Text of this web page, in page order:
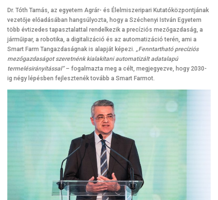
Dr. Tóth Tamás, az egyetem Agrár- és Élelmiszeripari Kutatóközpontjának
vezetője előadásában hangsúlyozta, hogy a Széchenyi István Egyetem
több évtizedes tapasztalattal rendelkezik a precíziós mezőgazdaság, a
járműipar, a robotika, a digitalizáció és az automatizáció terén, ami a
Smart Farm Tangazdaságnak is alapját képezi. „Fenntartható precíziós
mezőgazdaságot szeretnénk kialakítani automatizált adatalapú
termelésirányítással”– fogalmazta meg a célt, megjegyezve, hogy 2030-
ig négy lépésben fejlesztenék tovább a Smart Farmot.